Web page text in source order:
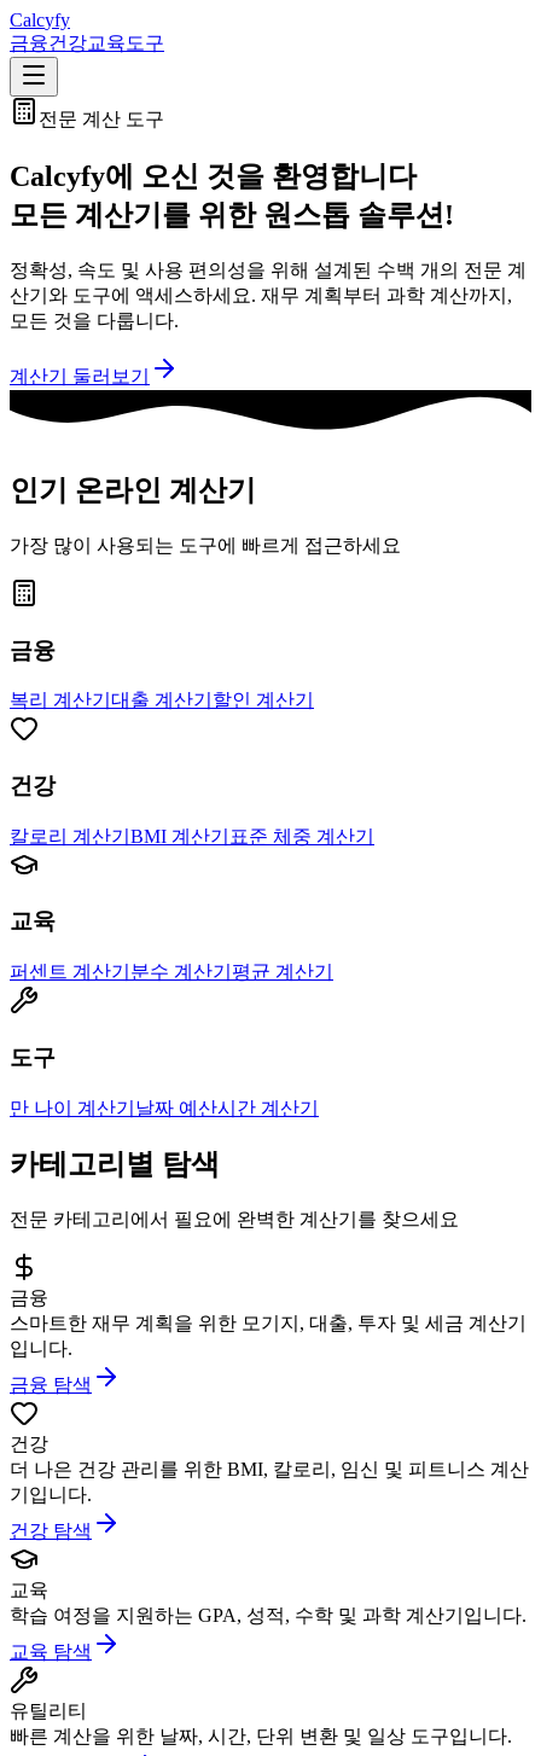
Calcyfy
금융건강교육도구
전문 계산 도구
Calcyfy에 오신 것을 환영합니다
모든 계산기를 위한 원스톱 솔루션!
정확성, 속도 및 사용 편의성을 위해 설계된 수백 개의 전문 계
산기와 도구에 액세스하세요. 재무 계획부터 과학 계산까지,
모든 것을 다룹니다.
계산기 둘러보기
인기 온라인 계산기
가장 많이 사용되는 도구에 빠르게 접근하세요
금융
복리 계산기 대출 계산기 할인 계산기
건강
칼로리 계산기 BMI 계산기 표준 체중 계산기
교육
퍼센트 계산기 분수 계산기 평균 계산기
도구
만 나이 계산기 날짜 예산시간 계산기
카테고리별 탐색
전문 카테고리에서 필요에 완벽한 계산기를 찾으세요
금융
스마트한 재무 계획을 위한 모기지, 대출, 투자 및 세금 계산기
입니다.
금융 탐색
건강
더 나은 건강 관리를 위한 BMI, 칼로리, 임신 및 피트니스 계산
기입니다.
건강 탐색
교육
학습 여정을 지원하는 GPA, 성적, 수학 및 과학 계산기입니다.
교육 탐색
유틸리티
빠른 계산을 위한 날짜, 시간, 단위 변환 및 일상 도구입니다.